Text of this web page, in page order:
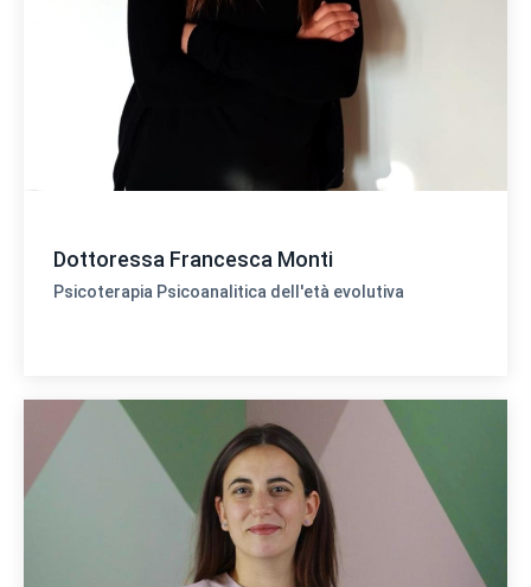
Dottoressa Francesca Monti
Psicoterapia Psicoanalitica dell'età evolutiva